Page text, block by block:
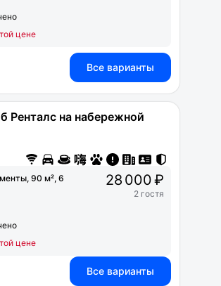
цене
Все варианты
Ренталс на набережной
90 м², 6
цене
28 000 ₽
2 гостя
Все варианты